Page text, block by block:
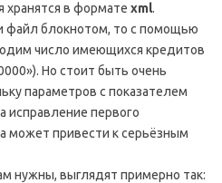
хранятся в формате xml.
файл блокнотом, то с помощью
число имеющихся кредитов
Но стоит быть очень
параметров с показателем
исправление первого
может привести к серьёзным
нужны, выглядят примерно так: